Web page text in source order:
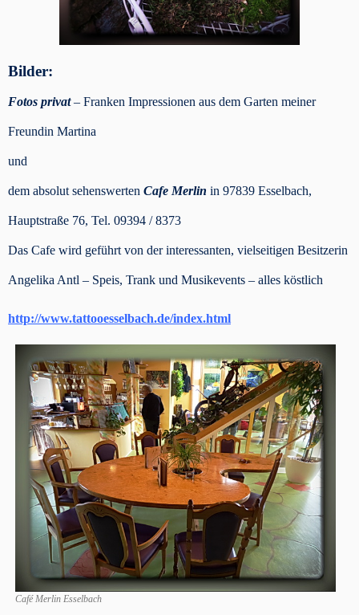
Bilder:
Fotos privat– Franken Impressionen aus dem Garten meiner
Freundin Martina
und
dem absolut sehenswerten Cafe Merlin in 97839 Esselbach,
Hauptstraße 76, Tel. 09394 / 8373
Das Cafe wird geführt von der interessanten, vielseitigen Besitzerin
Angelika Antl – Speis, Trank und Musikevents – alles köstlich
http://www.tattooesselbach.de/index.html
Café Merlin Esselbach